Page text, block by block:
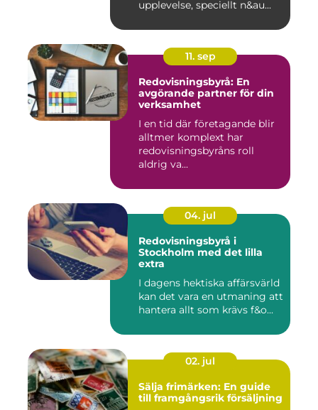
upplevelse, speciellt n&au...
11. sep
Redovisningsbyrå: En
avgörande partner för din
verksamhet
I en tid där företagande blir
alltmer komplext har
redovisningsbyråns roll
aldrig va...
04. jul
Redovisningsbyrå i
Stockholm med det lilla
extra
I dagens hektiska affärsvärld
kan det vara en utmaning att
hantera allt som krävs f&o...
02. jul
Sälja frimärken: En guide
till framgångsrik försäljning